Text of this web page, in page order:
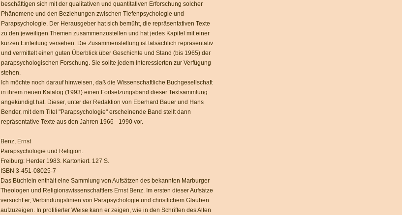
beschäftigen sich mit der qualitativen und quantitativen Erforschung solcher
Phänomene und den Beziehungen zwischen Tiefenpsychologie und
Parapsychologie. Der Herausgeber hat sich bemüht, die repräsentativen Texte
zu den jeweiligen Themen zusammenzustellen und hat jedes Kapitel mit einer
kurzen Einleitung versehen. Die Zusammenstellung ist tatsächlich repräsentativ
und vermittelt einen guten Überblick über Geschichte und Stand (bis 1965) der
parapsychologischen Forschung. Sie sollte jedem Interessierten zur Verfügung
stehen.
Ich möchte noch darauf hinweisen, daß die Wissenschaftliche Buchgesellschaft
in ihrem neuen Katalog (1993) einen Fortsetzungsband dieser Textsammlung
angekündigt hat. Dieser, unter der Redaktion von Eberhard Bauer und Hans
Bender, mit dem Titel "Parapsychologie" erscheinende Band stellt dann
repräsentative Texte aus den Jahren 1966 - 1990 vor.
Benz, Ernst
Parapsychologie und Religion.
Freiburg: Herder 1983. Kartoniert. 127 S.
ISBN 3-451-08025-7
Das Büchlein enthält eine Sammlung von Aufsätzen des bekannten Marburger
Theologen und Religionswissenschaftlers Ernst Benz. Im ersten dieser Aufsätze
versucht er, Verbindungslinien von Parapsychologie und christlichem Glauben
aufzuzeigen. In profilierter Weise kann er zeigen, wie in den Schriften des Alten